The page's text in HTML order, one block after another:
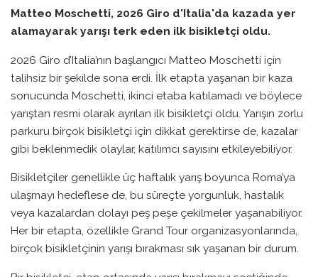
Matteo Moschetti, 2026 Giro d'Italia'da kazada yer
alamayarak yarışı terk eden ilk bisikletçi oldu.
2026 Giro d’Italia’nın başlangıcı Matteo Moschetti için
talihsiz bir şekilde sona erdi. İlk etapta yaşanan bir kaza
sonucunda Moschetti, ikinci etaba katılamadı ve böylece
yarıştan resmi olarak ayrılan ilk bisikletçi oldu. Yarışın zorlu
parkuru birçok bisikletçi için dikkat gerektirse de, kazalar
gibi beklenmedik olaylar, katılımcı sayısını etkileyebiliyor.
Bisikletçiler genellikle üç haftalık yarış boyunca Roma’ya
ulaşmayı hedeflese de, bu süreçte yorgunluk, hastalık
veya kazalardan dolayı peş peşe çekilmeler yaşanabiliyor.
Her bir etapta, özellikle Grand Tour organizasyonlarında,
birçok bisikletçinin yarışı bırakması sık yaşanan bir durum.